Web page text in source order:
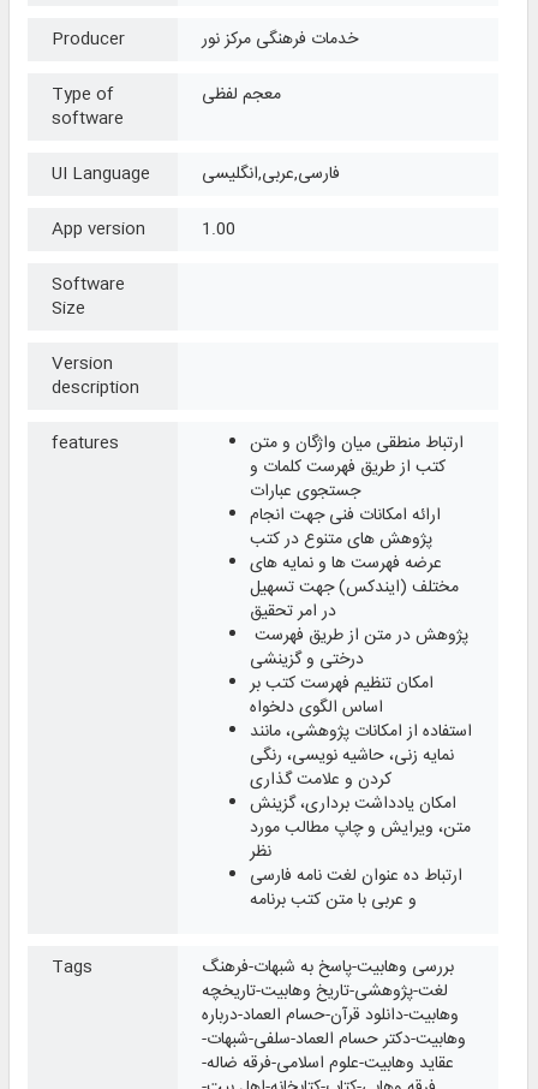
Producer
خدمات فرهنگی مرکز نور
Type of
software
معجم لفظی
UI Language
فارسی,عربی,انگلیسی
App version
1.00
Software
Size
Version
description
features
ارتباط منطقی میان واژگان و متن
کتب از طریق فهرست کلمات و
جستجوی عبارات
ارائه امکانات فنی جهت انجام
پژوهش های متنوع در کتب
عرضه فهرست ها و نمایه های
مختلف (ایندکس) جهت تسهیل
در امر تحقیق
درختی و گزینشی
امکان تنظیم فهرست کتب بر
اساس الگوی دلخواه
استفاده از امکانات پژوهشی، مانند
نمایه زنی، حاشیه نویسی، رنگی
کردن و علامت گذاری
امکان یادداشت برداری، گزینش
متن، ویرایش و چاپ مطالب مورد
نظر
ارتباط ده عنوان لغت نامه فارسی
و عربی با متن کتب برنامه
Tags
بررسی وهابیت-پاسخ به شبهات-فرهنگ
لغت-پژوهشی-تاریخ وهابیت-تاریخچه
وهابیت-دانلود قرآن-حسام العماد-درباره
وهابیت-دکتر حسام العماد-سلفی-شبهات-
عقاید وهابیت-علوم اسلامی-فرقه ضاله-